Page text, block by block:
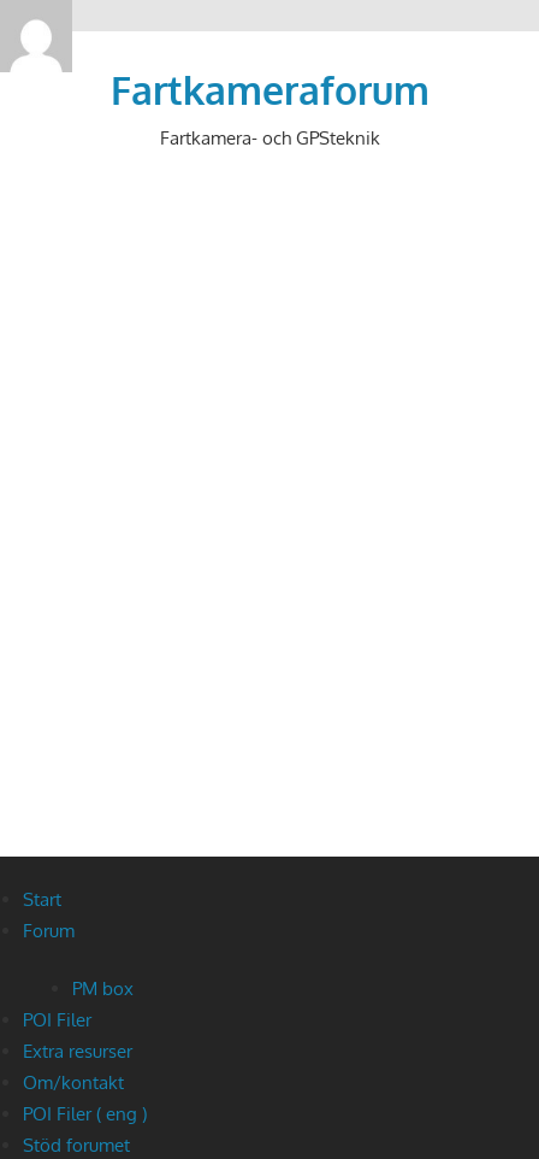
Hoppa
till
Fartkameraforum
Fartkamera- och GPSteknik
Start
Forum
PM box
POI Filer
Extra resurser
Om/kontakt
POI Filer ( eng )
Stöd forumet